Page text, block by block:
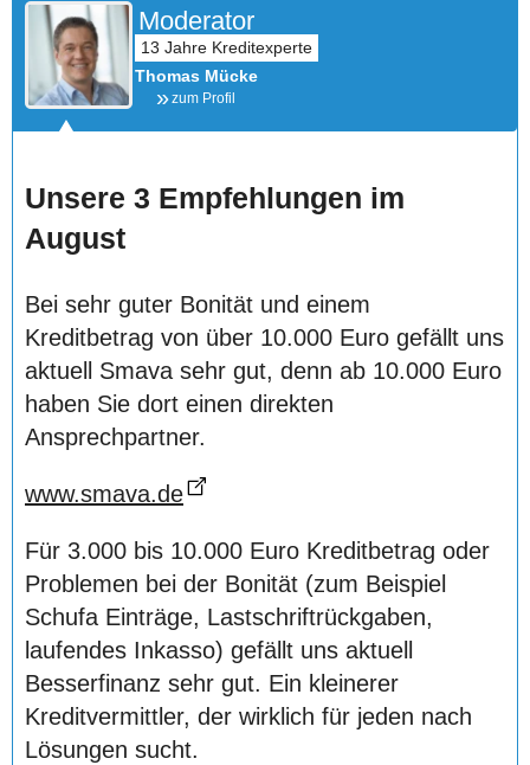
Moderator
Thomas Mücke
zum Profil
Unsere 3 Empfehlungen im
August
Bei sehr guter Bonität und einem
Kreditbetrag von über 10.000 Euro gefällt uns
aktuell Smava sehr gut, denn ab 10.000 Euro
haben Sie dort einen direkten
Ansprechpartner.
www.smava.de
Für 3.000 bis 10.000 Euro Kreditbetrag oder
Problemen bei der Bonität (zum Beispiel
Schufa Einträge, Lastschriftrückgaben,
laufendes Inkasso) gefällt uns aktuell
Besserfinanz sehr gut. Ein kleinerer
Kreditvermittler, der wirklich für jeden nach
Lösungen sucht.